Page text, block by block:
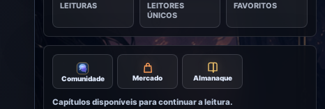
LEITURAS
LEITORES
ÚNICOS
FAVORITOS
Comunidade Mercado Almanaque
Capítulos disponíveis para continuar a leitura.